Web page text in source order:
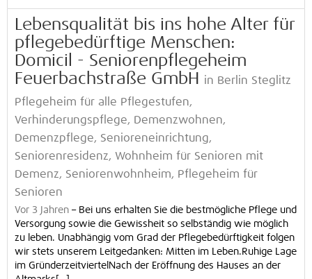
Lebensqualität bis ins hohe Alter für
pflegebedürftige Menschen:
Domicil - Seniorenpflegeheim
Feuerbachstraße GmbH
in Berlin Steglitz
Pflegeheim für alle Pflegestufen,
Verhinderungspflege, Demenzwohnen,
Demenzpflege, Senioreneinrichtung,
Seniorenresidenz, Wohnheim für Senioren mit
Demenz, Seniorenwohnheim, Pflegeheim für
Senioren
Vor 3 Jahren – Bei uns erhalten Sie die bestmögliche Pflege und
Versorgung sowie die Gewissheit so selbständig wie möglich
zu leben. Unabhängig vom Grad der Pflegebedürftigkeit folgen
wir stets unserem Leitgedanken: Mitten im Leben.Ruhige Lage
im GründerzeitviertelNach der Eröffnung des Hauses an der